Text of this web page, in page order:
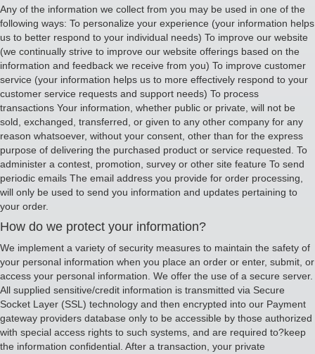
Any of the information we collect from you may be used in one of the
following ways: To personalize your experience (your information helps
us to better respond to your individual needs) To improve our website
(we continually strive to improve our website offerings based on the
information and feedback we receive from you) To improve customer
service (your information helps us to more effectively respond to your
customer service requests and support needs) To process
transactions Your information, whether public or private, will not be
sold, exchanged, transferred, or given to any other company for any
reason whatsoever, without your consent, other than for the express
purpose of delivering the purchased product or service requested. To
administer a contest, promotion, survey or other site feature To send
periodic emails The email address you provide for order processing,
will only be used to send you information and updates pertaining to
your order.
How do we protect your information?
We implement a variety of security measures to maintain the safety of
your personal information when you place an order or enter, submit, or
access your personal information. We offer the use of a secure server.
All supplied sensitive/credit information is transmitted via Secure
Socket Layer (SSL) technology and then encrypted into our Payment
gateway providers database only to be accessible by those authorized
with special access rights to such systems, and are required to?keep
the information confidential. After a transaction, your private